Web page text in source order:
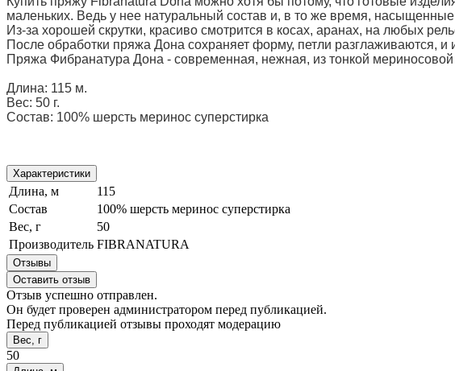
маленьких. Ведь у нее натуральный состав и, в то же время, насыщенные
Из-за хорошей скрутки, красиво смотрится в косах, аранах, на любых
После обработки пряжа Дона сохраняет форму, петли разглаживаются,
Пряжа Фибранатура Дона - современная, нежная, из тонкой мериносовой
Длина: 115 м.
Вес: 50 г.
Состав: 100% шерсть меринос суперстирка
Характеристики
Длина, м
115
Состав
100% шерсть меринос суперстирка
Вес, г
50
Производитель FIBRANATURA
Отзывы
Оставить отзыв
Отзыв успешно отправлен.
Он будет проверен администратором перед публикацией.
Перед публикацией отзывы проходят модерацию
Вес, г
50